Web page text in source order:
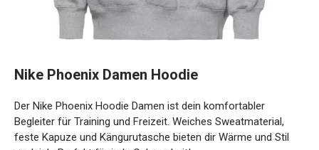
Begleiter für Training und Freizeit. Weiches Sweatmaterial,
feste Kapuze und Kängurutasche bieten dir Wärme und Stil
zugleich. Perfekt für jede Gelegenheit!